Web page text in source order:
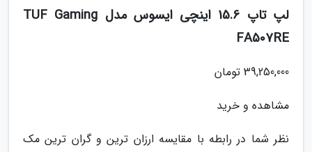
لپ تاپ 15.6 اینچی ایسوس مدل TUF Gaming
FA507RE
39,250,000 تومان
مشاهده و خرید
نظر شما در رابطه با مقایسه ارزان ترین و گران ترین مک